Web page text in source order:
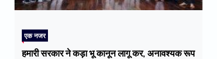
एक नजर
हमारी सरकार ने कड़ा भू कानून लागू कर, अनावश्यक रूप